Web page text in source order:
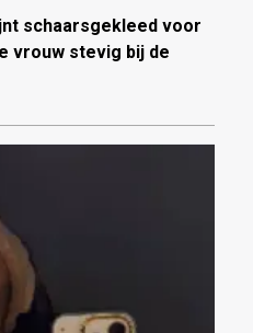
schaarsgekleed voor
vrouw stevig bij de